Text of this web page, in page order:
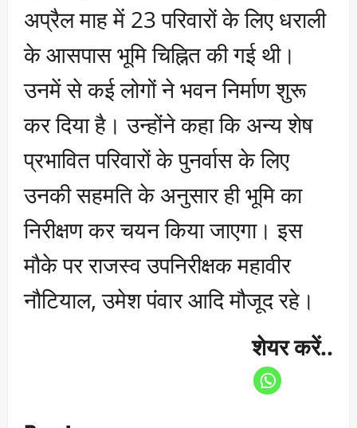
अप्रैल माह में 23 परिवारों के लिए धराली
के आसपास भूमि चिह्नित की गई थी।
उनमें से कई लोगों ने भवन निर्माण शुरू
कर दिया है। उन्होंने कहा कि अन्य शेष
प्रभावित परिवारों के पुनर्वास के लिए
उनकी सहमति के अनुसार ही भूमि का
निरीक्षण कर चयन किया जाएगा। इस
मौके पर राजस्व उपनिरीक्षक महावीर
नौटियाल, उमेश पंवार आदि मौजूद रहे।
शेयर करें..